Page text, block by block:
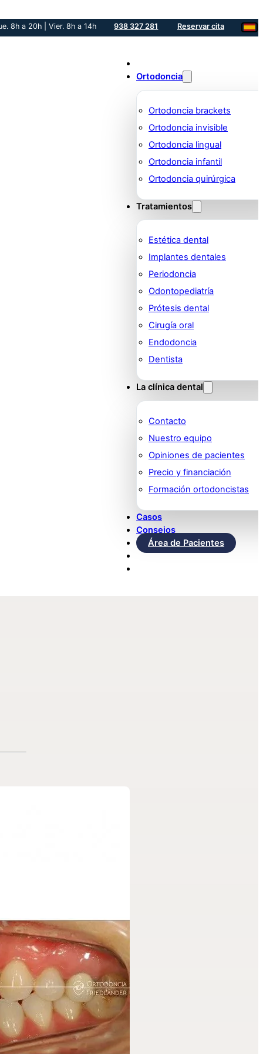
8h a 20h | Vier. 8h a 14h 938 327 281 Reservar cita
Ortodoncia
Ortodoncia brackets
Ortodoncia invisible
Ortodoncia lingual
Ortodoncia infantil
Ortodoncia quirúrgica
Tratamientos
Estética dental
Implantes dentales
Periodoncia
Odontopediatría
Prótesis dental
Cirugía oral
Endodoncia
Dentista
La clínica dental
Contacto
Nuestro equipo
Opiniones de pacientes
Precio y financiación
Formación ortodoncistas
Casos
Consejos
Área de Pacientes